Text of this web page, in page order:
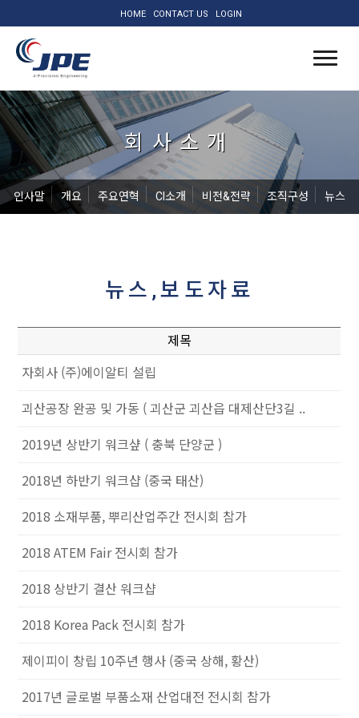
HOME CONTACT US LOGIN
회사소개
인사말 개요 주요연혁 CI소개 비전&전략 조직구성 뉴스
뉴스,보도자료
제목
자회사 (주)에이알티 설립
괴산공장 완공 및 가동 ( 괴산군 괴산읍 대제산단3길 ..
2019년 상반기 워크샾 ( 충북 단양군 )
2018년 하반기 워크샵 (중국 태산)
2018 소재부품, 뿌리산업주간 전시회 참가
2018 ATEM Fair 전시회 참가
2018 상반기 결산 워크샵
2018 Korea Pack 전시회 참가
제이피이 창립 10주년 행사 (중국 상해, 황산)
2017년 글로벌 부품소재 산업대전 전시회 참가